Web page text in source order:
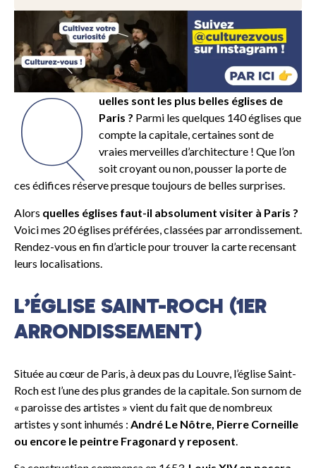
Q
uelles sont les plus belles églises de
Paris ? Parmi les quelques 140 églises que
compte la capitale, certaines sont de
vraies merveilles d’architecture ! Que l’on
soit croyant ou non, pousser la porte de
ces édifices réserve presque toujours de belles surprises.
Alors quelles églises faut-il absolument visiter à Paris ?
Voici mes 20 églises préférées, classées par arrondissement.
Rendez-vous en fin d’article pour trouver la carte recensant
leurs localisations.
L’ÉGLISE SAINT-ROCH (1ER
ARRONDISSEMENT)
Située au cœur de Paris, à deux pas du Louvre, l’église Saint-
Roch est l’une des plus grandes de la capitale. Son surnom de
« paroisse des artistes » vient du fait que de nombreux
artistes y sont inhumés : André Le Nôtre, Pierre Corneille
ou encore le peintre Fragonard y reposent